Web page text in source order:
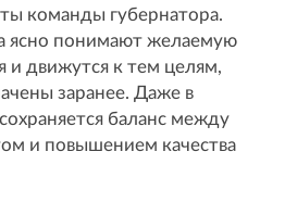
команды губернатора.
ясно понимают желаемую
и движутся к тем целям,
заранее. Даже в
баланс между
и повышением качества